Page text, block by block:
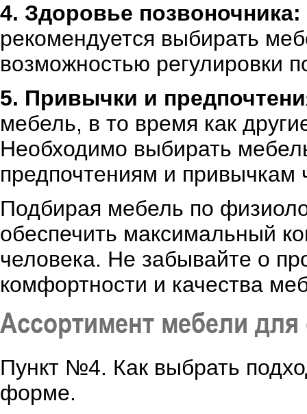
4. Здоровье позвоночника:
рекомендуется выбирать
возможностью регулировки
5. Привычки и
мебель, в то время как
Необходимо выбирать
предпочтениям и привычкам
Подбирая мебель по
обеспечить максимальный
человека. Не забывайте о
комфортности и качества
Ассортимент мебели для
Пункт №4. Как выбрать
форме.